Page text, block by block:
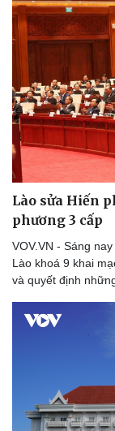
Du lịch
Lào sửa Hiến
phương 3 cấp
VOV.VN - Sáng
Lào khoá 9 khai
và quyết định